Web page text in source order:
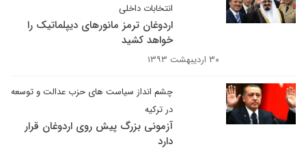
انتخابات داخلی
اردوغان ترمز مانورهای دیپلماتیک را
خواهد کشید
۳۰ اردیبهشت ۱۳۹۳
چشم انداز سیاست های حزب عدالت و توسعه
در ترکیه
آزمونی بزرگ پیش روی اردوغان قرار
دارد